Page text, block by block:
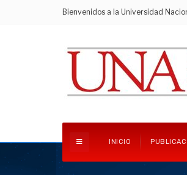
Bienvenidos a la Universidad
INICIO